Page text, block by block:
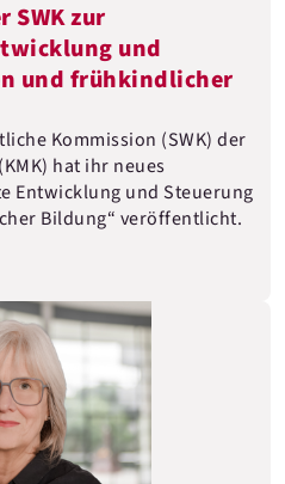
SWK zur
und
und frühkindlicher
Kommission (SWK) der
hat ihr neues
Entwicklung und Steuerung
Bildung“ veröffentlicht.